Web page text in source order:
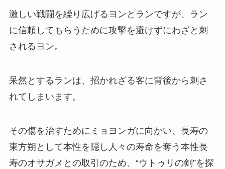
激しい戦闘を繰り広げるヨンとランですが、ラン
に信頼してもらうために攻撃を避けずにわざと刺
されるヨン。
呆然とするランは、招かれざる客に背後から刺さ
れてしまいます。
その傷を治すためにミョヨンガに向かい、長寿の
東方朔として本性を隠し人々の寿命を奪う本性長
寿のオサガメとの取引のため、“ウトゥリの剣”を探